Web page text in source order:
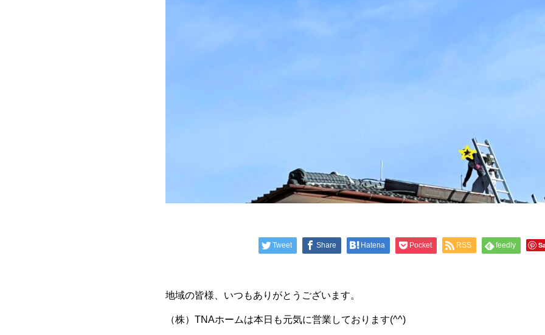
Tweet Share Hatena Pocket RSS feedly
地域の皆様、いつもありがとうございます。
（株）TNAホームは本日も元気に営業しております(^^)